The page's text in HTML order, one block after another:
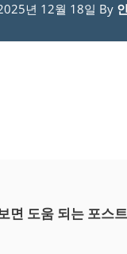
년 12월 18일 By
면 도움 되는 포스